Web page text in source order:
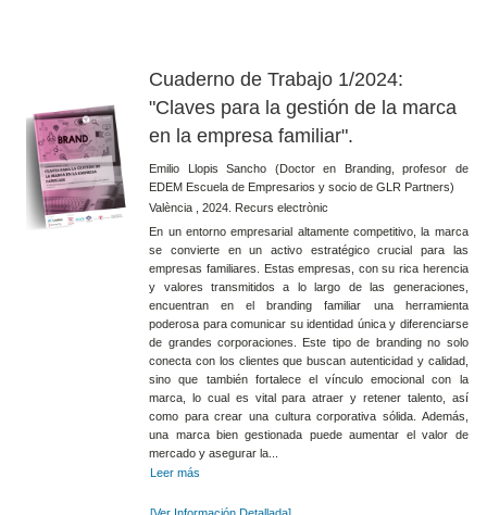
Cuaderno de Trabajo 1/2024:
"Claves para la gestión de la marca
en la empresa familiar".
Emilio Llopis Sancho (Doctor en Branding, profesor de
EDEM Escuela de Empresarios y socio de GLR Partners)
València , 2024. Recurs electrònic
En un entorno empresarial altamente competitivo, la marca
se convierte en un activo estratégico crucial para las
empresas familiares. Estas empresas, con su rica herencia
y valores transmitidos a lo largo de las generaciones,
encuentran en el branding familiar una herramienta
poderosa para comunicar su identidad única y diferenciarse
de grandes corporaciones. Este tipo de branding no solo
conecta con los clientes que buscan autenticidad y calidad,
sino que también fortalece el vínculo emocional con la
marca, lo cual es vital para atraer y retener talento, así
como para crear una cultura corporativa sólida. Además,
una marca bien gestionada puede aumentar el valor de
mercado y asegurar la...
Leer más